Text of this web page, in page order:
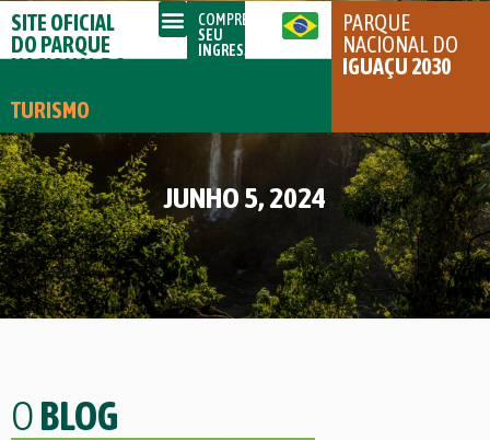
SITE OFICIAL
DO PARQUE
NACIONAL DO
TURISMO
COMPRE
SEU
INGRESSO
PARQUE
NACIONAL DO
IGUAÇU 2030
JUNHO 5, 2024
OBLOG